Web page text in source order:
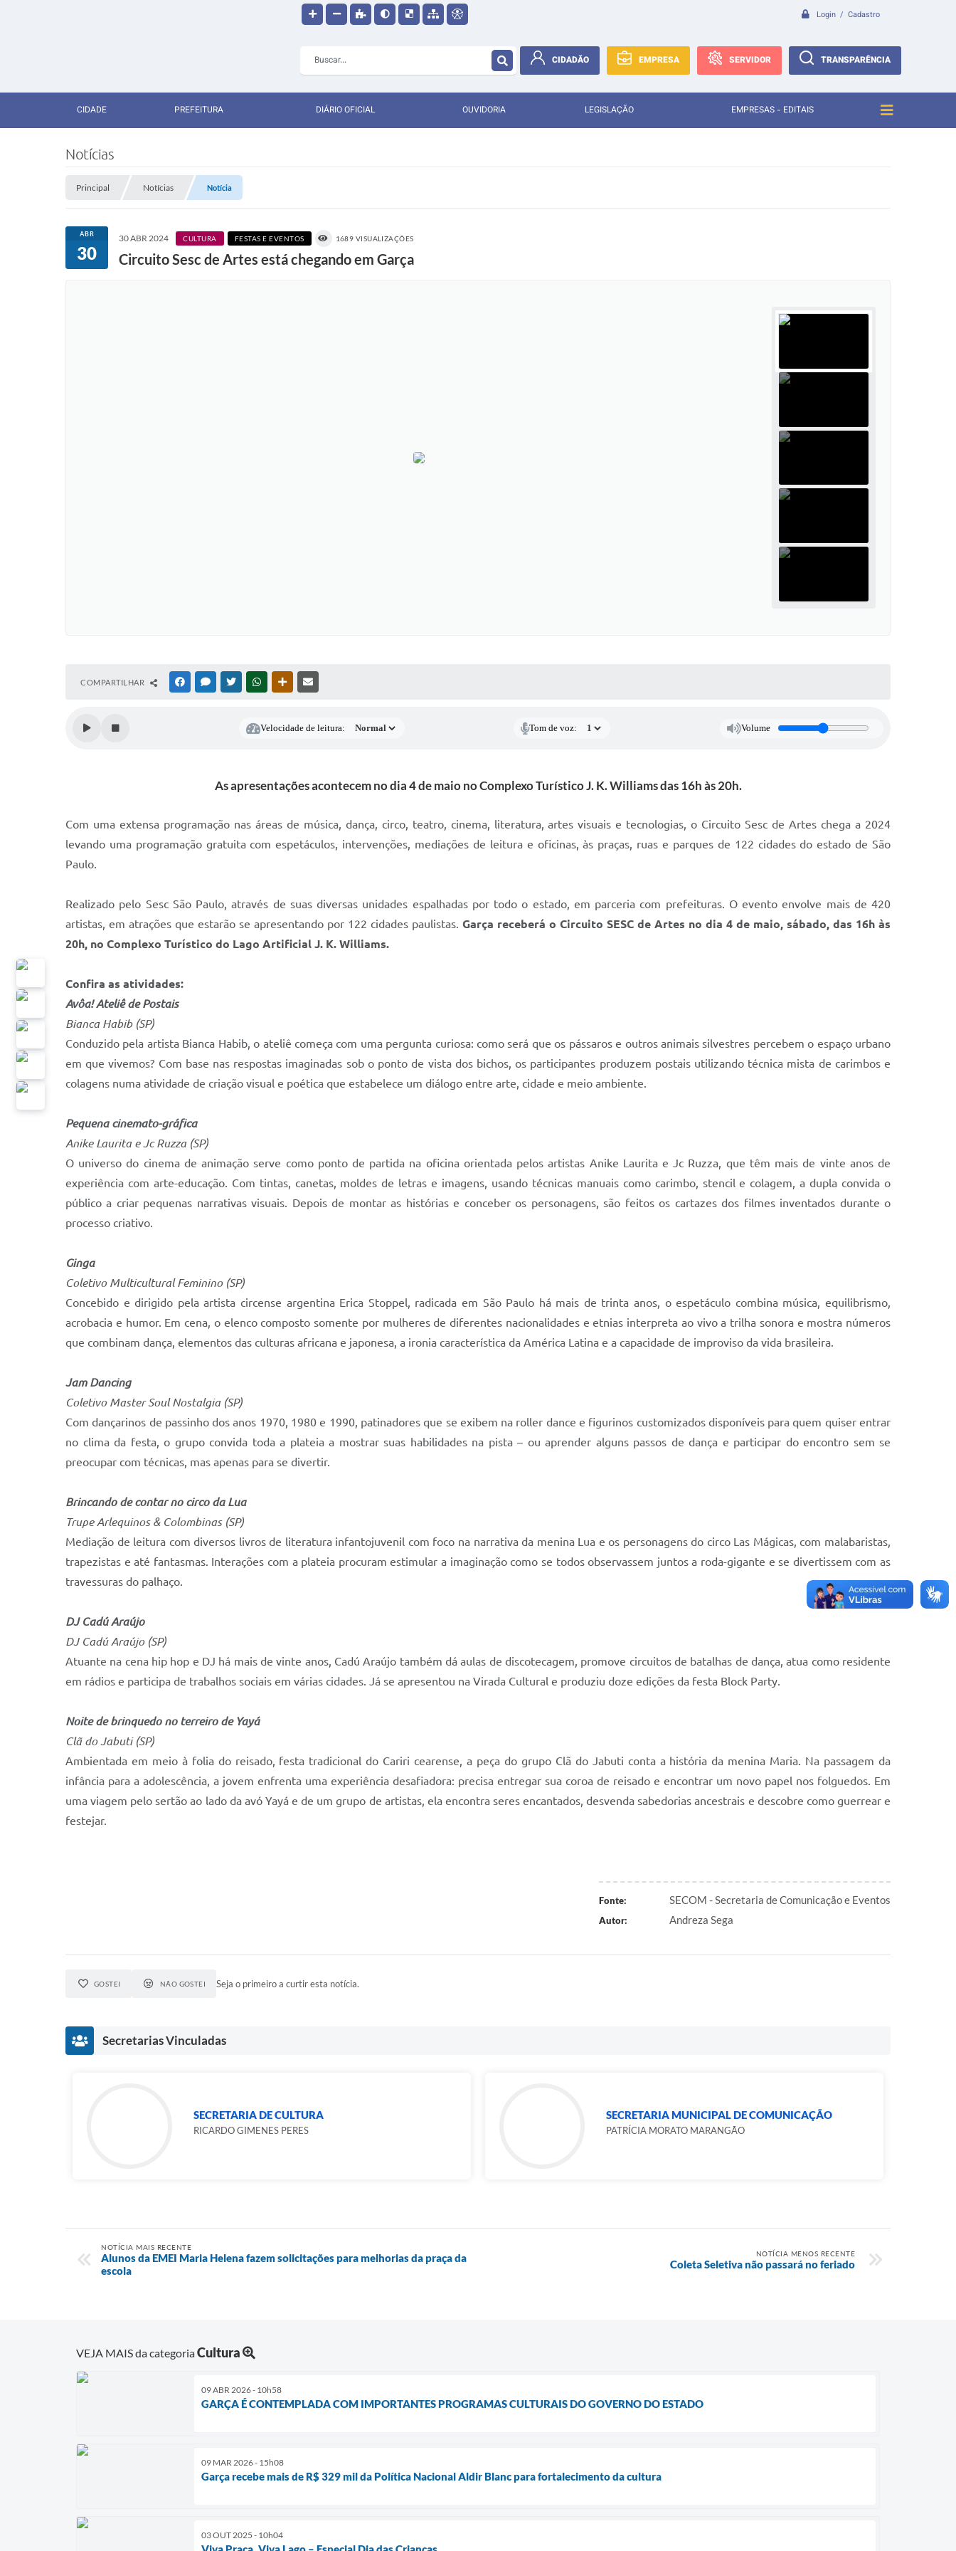
Login / Cadastro
CIDADÃO EMPRESA SERVIDOR TRANSPARÊNCIA
CIDADE PREFEITURA DIÁRIO OFICIAL OUVIDORIA LEGISLAÇÃO EMPRESAS - EDITAIS
Notícias
Principal Notícias Notícia
ABR
30
30 ABR 2024 CULTURA FESTAS E EVENTOS 1689 VISUALIZAÇÕES
Circuito Sesc de Artes está chegando em Garça
COMPARTILHAR FACEBOOKMESSENGER
TWITTERWHATSAPPOUTRAS MÍDIAS
Velocidade de leitura: Tom de voz: Volume
As apresentações acontecem no dia 4 de maio no Complexo Turístico J. K. Williams das 16h às 20h.
Com uma extensa programação nas áreas de música, dança, circo, teatro, cinema, literatura, artes visuais e tecnologias, o Circuito Sesc de Artes chega a 2024
levando uma programação gratuita com espetáculos, intervenções, mediações de leitura e oficinas, às praças, ruas e parques de 122 cidades do estado de São
Paulo.
Realizado pelo Sesc São Paulo, através de suas diversas unidades espalhadas por todo o estado, em parceria com prefeituras. O evento envolve mais de 420
artistas, em atrações que estarão se apresentando por 122 cidades paulistas. Garça receberá o Circuito SESC de Artes no dia 4 de maio, sábado, das 16h às
20h, no Complexo Turístico do Lago Artificial J. K. Williams.
Confira as atividades:
Avôa! Ateliê de Postais
Bianca Habib (SP)
Conduzido pela artista Bianca Habib, o ateliê começa com uma pergunta curiosa: como será que os pássaros e outros animais silvestres percebem o espaço urbano
em que vivemos? Com base nas respostas imaginadas sob o ponto de vista dos bichos, os participantes produzem postais utilizando técnica mista de carimbos e
colagens numa atividade de criação visual e poética que estabelece um diálogo entre arte, cidade e meio ambiente.
Pequena cinemato-gráfica
Anike Laurita e Jc Ruzza (SP)
O universo do cinema de animação serve como ponto de partida na oficina orientada pelos artistas Anike Laurita e Jc Ruzza, que têm mais de vinte anos de
experiência com arte-educação. Com tintas, canetas, moldes de letras e imagens, usando técnicas manuais como carimbo, stencil e colagem, a dupla convida o
público a criar pequenas narrativas visuais. Depois de montar as histórias e conceber os personagens, são feitos os cartazes dos filmes inventados durante o
processo criativo.
Ginga
Coletivo Multicultural Feminino (SP)
Concebido e dirigido pela artista circense argentina Erica Stoppel, radicada em São Paulo há mais de trinta anos, o espetáculo combina música, equilibrismo,
acrobacia e humor. Em cena, o elenco composto somente por mulheres de diferentes nacionalidades e etnias interpreta ao vivo a trilha sonora e mostra números
que combinam dança, elementos das culturas africana e japonesa, a ironia característica da América Latina e a capacidade de improviso da vida brasileira.
Jam Dancing
Coletivo Master Soul Nostalgia (SP)
Com dançarinos de passinho dos anos 1970, 1980 e 1990, patinadores que se exibem na roller dance e figurinos customizados disponíveis para quem quiser entrar
no clima da festa, o grupo convida toda a plateia a mostrar suas habilidades na pista – ou aprender alguns passos de dança e participar do encontro sem se
preocupar com técnicas, mas apenas para se divertir.
Brincando de contar no circo da Lua
Trupe Arlequinos & Colombinas (SP)
Mediação de leitura com diversos livros de literatura infantojuvenil com foco na narrativa da menina Lua e os personagens do circo Las Mágicas, com malabaristas,
trapezistas e até fantasmas. Interações com a plateia procuram estimular a imaginação como se todos observassem juntos a roda-gigante e se divertissem com as
travessuras do palhaço.
DJ Cadú Araújo
DJ Cadú Araújo (SP)
Atuante na cena hip hop e DJ há mais de vinte anos, Cadú Araújo também dá aulas de discotecagem, promove circuitos de batalhas de dança, atua como residente
em rádios e participa de trabalhos sociais em várias cidades. Já se apresentou na Virada Cultural e produziu doze edições da festa Block Party.
Noite de brinquedo no terreiro de Yayá
Clã do Jabuti (SP)
Ambientada em meio à folia do reisado, festa tradicional do Cariri cearense, a peça do grupo Clã do Jabuti conta a história da menina Maria. Na passagem da
infância para a adolescência, a jovem enfrenta uma experiência desafiadora: precisa entregar sua coroa de reisado e encontrar um novo papel nos folguedos. Em
uma viagem pelo sertão ao lado da avó Yayá e de um grupo de artistas, ela encontra seres encantados, desvenda sabedorias ancestrais e descobre como guerrear e
festejar.
Fonte: SECOM - Secretaria de Comunicação e Eventos
Autor: Andreza Sega
GOSTEI NÃO GOSTEI Seja o primeiro a curtir esta notícia.
Secretarias Vinculadas
SECRETARIA DE CULTURA
RICARDO GIMENES PERES
SECRETARIA MUNICIPAL DE COMUNICAÇÃO
PATRÍCIA MORATO MARANGÃO
NOTÍCIA MAIS RECENTE
Alunos da EMEI Maria Helena fazem solicitações para melhorias da praça da
escola
NOTÍCIA MENOS RECENTE
Coleta Seletiva não passará no feriado
VEJA MAIS da categoriaCultura
09 ABR 2026 - 10h58
GARÇA É CONTEMPLADA COM IMPORTANTES PROGRAMAS CULTURAIS DO GOVERNO DO ESTADO
09 MAR 2026 - 15h08
Garça recebe mais de R$ 329 mil da Política Nacional Aldir Blanc para fortalecimento da cultura
03 OUT 2025 - 10h04